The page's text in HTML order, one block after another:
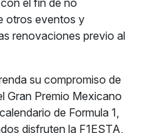
el fin de no
otros eventos y
renovaciones previo al
su compromiso de
Gran Premio Mexicano
de Formula 1,
disfruten la F1ESTA,